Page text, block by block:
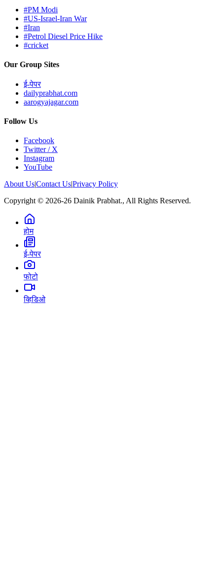
#PM Modi
#US-Israel-Iran War
#Iran
#Petrol Diesel Price Hike
#cricket
Our Group Sites
ई-पेपर
dailyprabhat.com
aarogyajagar.com
Follow Us
Facebook
Twitter / X
Instagram
YouTube
About Us|Contact Us|Privacy Policy
Copyright © 2026-26 Dainik Prabhat., All Rights Reserved.
होम
ई-पेपर
फोटो
व्हिडिओ